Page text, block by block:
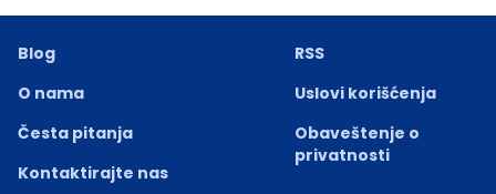
Blog
O nama
Česta pitanja
Kontaktirajte nas
RSS
Uslovi korišćenja
Obaveštenje o
privatnosti